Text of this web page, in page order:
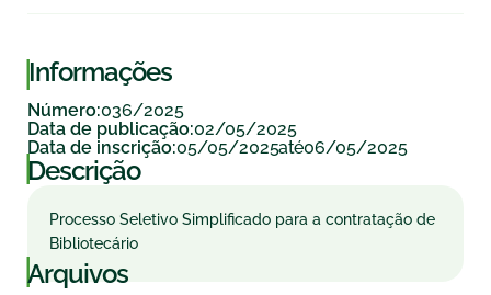
|Informações
Número:036/2025
Data de publicação:02/05/2025
Data de inscrição:05/05/2025até06/05/2025
|Descrição
Processo Seletivo Simplificado para a contratação de
Bibliotecário
|Arquivos